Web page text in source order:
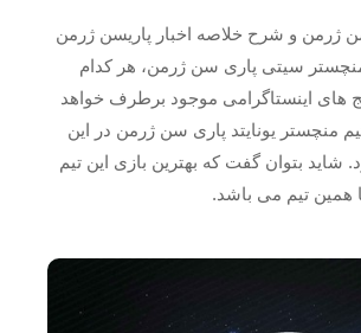
ژرمن و شرح خلاصه اخبار پاریسن ژرمن
سیتی پاری سن ژرمن، هر کدام
های اینستاگرامی موجود برطرف خواهد
منچستر یونایتد پاری سن ژرمن در این
شاید بتوان گفت که بهترین بازی این تیم
همین تیم می باشد.